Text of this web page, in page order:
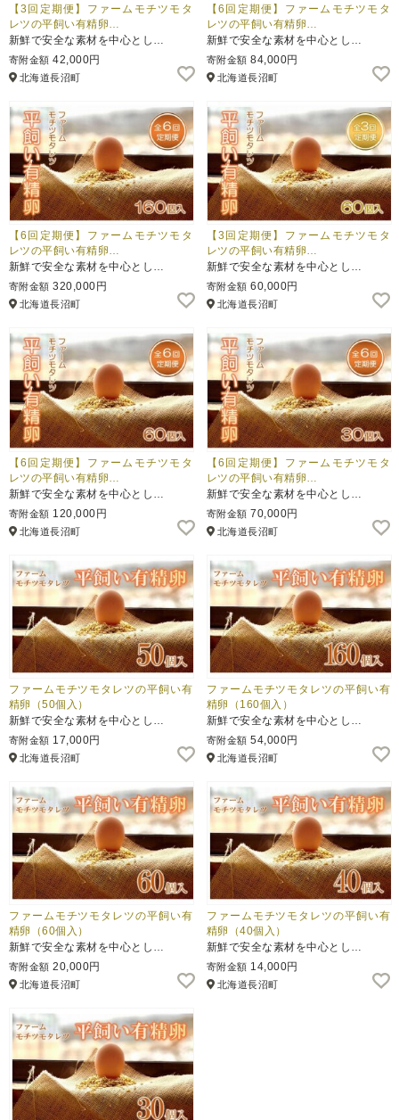
【3回定期便】ファームモチツモタ
レツの平飼い有精卵…
新鮮で安全な素材を中心とし…
寄附金額 42,000円
北海道長沼町
【6回定期便】ファームモチツモタ
レツの平飼い有精卵…
新鮮で安全な素材を中心とし…
寄附金額 84,000円
北海道長沼町
【6回定期便】ファームモチツモタ
レツの平飼い有精卵…
新鮮で安全な素材を中心とし…
寄附金額 320,000円
北海道長沼町
【3回定期便】ファームモチツモタ
レツの平飼い有精卵…
新鮮で安全な素材を中心とし…
寄附金額 60,000円
北海道長沼町
【6回定期便】ファームモチツモタ
レツの平飼い有精卵…
新鮮で安全な素材を中心とし…
寄附金額 120,000円
北海道長沼町
【6回定期便】ファームモチツモタ
レツの平飼い有精卵…
新鮮で安全な素材を中心とし…
寄附金額 70,000円
北海道長沼町
ファームモチツモタレツの平飼い有
精卵（50個入）
新鮮で安全な素材を中心とし…
寄附金額 17,000円
北海道長沼町
ファームモチツモタレツの平飼い有
精卵（160個入）
新鮮で安全な素材を中心とし…
寄附金額 54,000円
北海道長沼町
ファームモチツモタレツの平飼い有
精卵（60個入）
新鮮で安全な素材を中心とし…
寄附金額 20,000円
北海道長沼町
ファームモチツモタレツの平飼い有
精卵（40個入）
新鮮で安全な素材を中心とし…
寄附金額 14,000円
北海道長沼町